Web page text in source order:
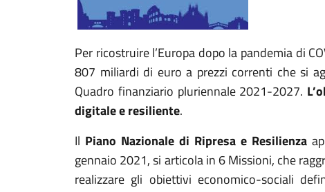
Per ricostruire l’Europa dopo la pandemia di
807 miliardi di euro a prezzi correnti che si
Quadro finanziario pluriennale 2021-2027.
digitale e resiliente.
Il Piano Nazionale di Ripresa e Resilienza
gennaio 2021, si articola in 6 Missioni, che
realizzare gli obiettivi economico-sociali